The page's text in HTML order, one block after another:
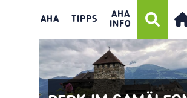
AHA TIPPS
AHA
INFO